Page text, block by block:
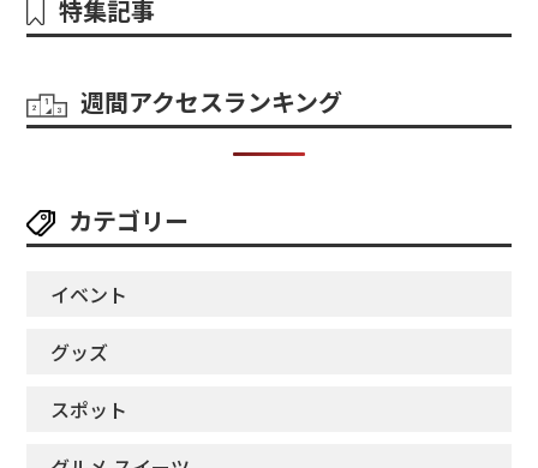
特集記事
週間アクセスランキング
カテゴリー
イベント
グッズ
スポット